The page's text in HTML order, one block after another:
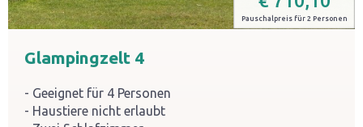
Pauschalpreis für 2 Personen
Glampingzelt 4
Geeignet für 4 Personen
Haustiere nicht erlaubt